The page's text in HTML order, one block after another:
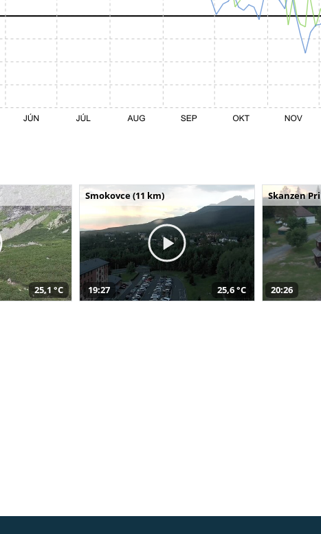
25,1 °C
Smokovce (11 km)
19:27 25,6 °C
Skanzen
20:26